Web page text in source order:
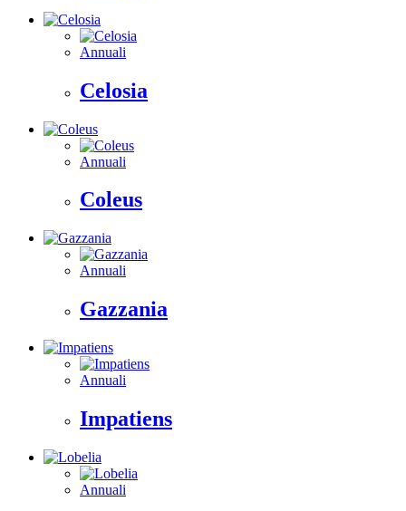
Annuali
Celosia
Annuali
Coleus
Annuali
Gazzania
Annuali
Impatiens
Annuali